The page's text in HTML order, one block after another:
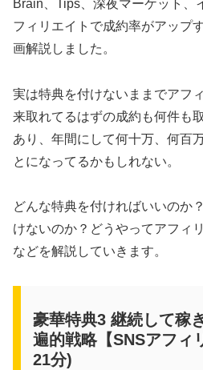
Brain、Tips、深夜マーケット、
フィリエイトで成約率がアップ
画解説しました。
実は特典を付けないままでアフ
来取れてるはずの成約も何件も
あり、年間にして何十万、何百
とになってるかもしれない。
どんな特典を付ければいいのか
けないのか？どうやってアフィ
などを解説していきます。
豪華特典3 継続して稼
遍的戦略【SNSアフィ
21分)